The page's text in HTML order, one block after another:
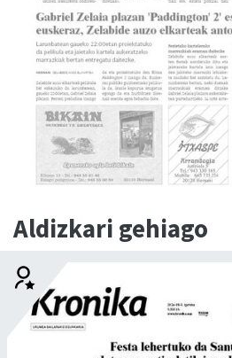
Aldizkari gehiago